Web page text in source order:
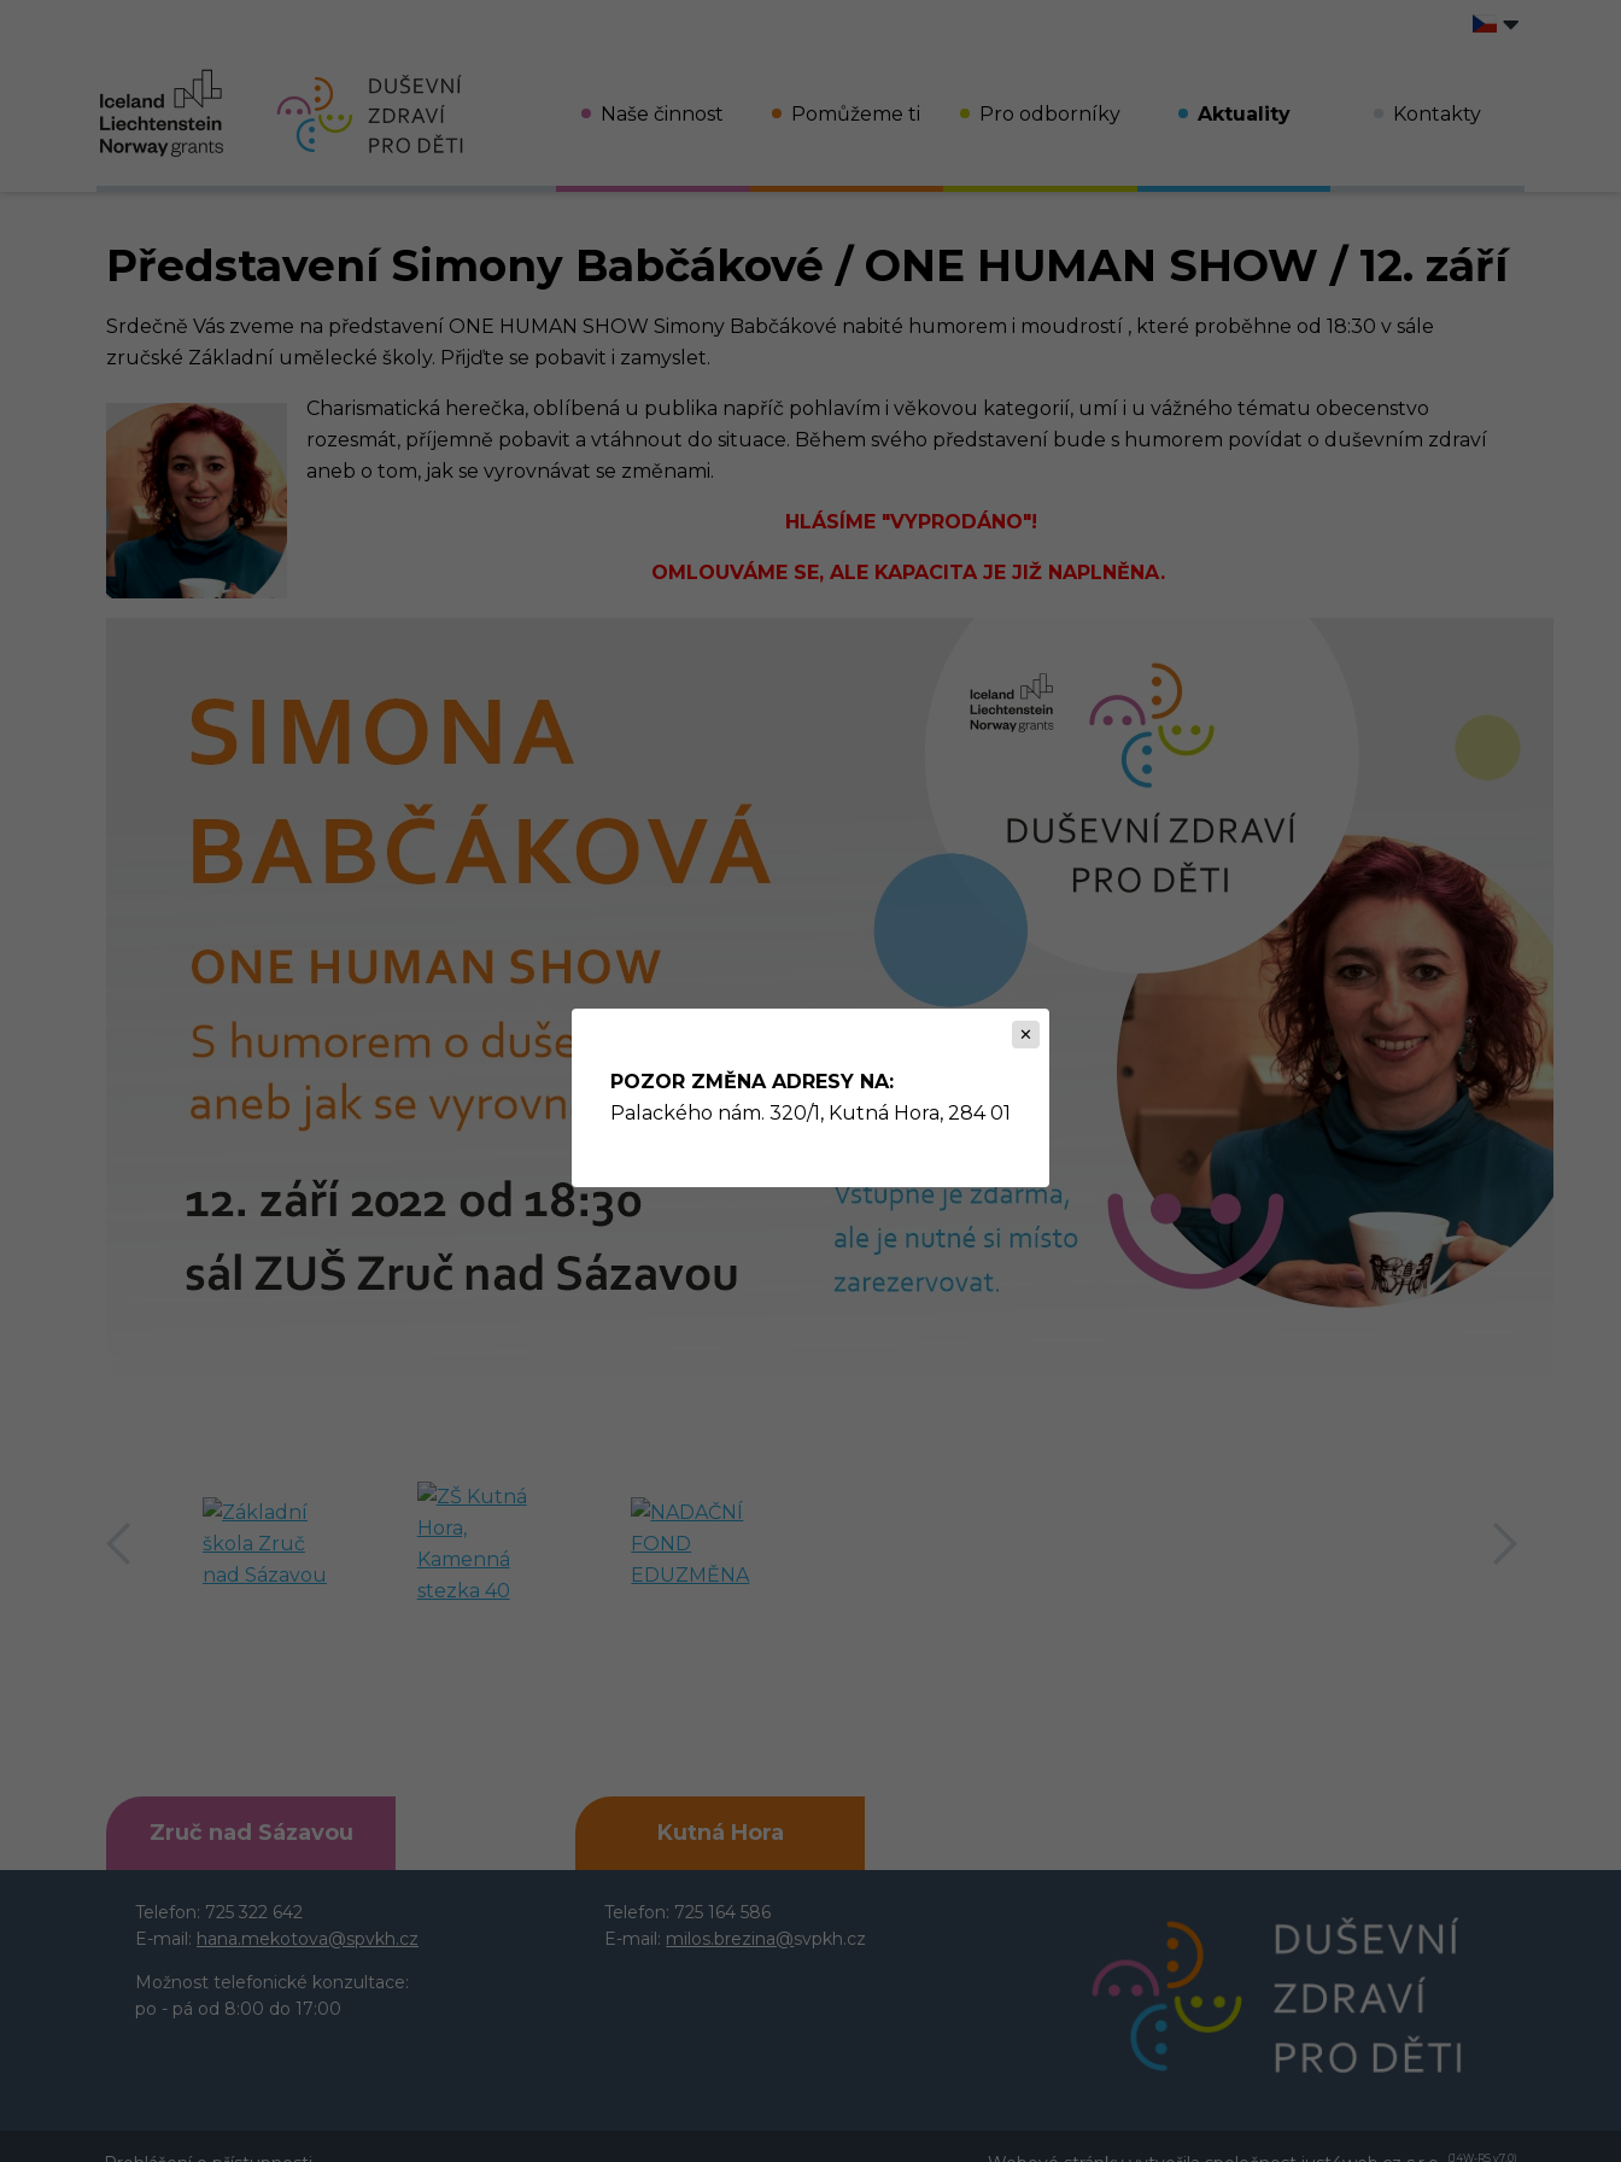
Naše činnost Pomůžeme ti
odborník
Pro odborníky Aktuality Kontakty
Představení Simony Babčákové / ONE HUMAN SHOW / 12. září
Srdečně Vás zveme na představení ONE HUMAN SHOW Simony Babčákové nabité humorem i moudrostí , které proběhne od 18:30 v sále
zručské Základní umělecké školy. Přijďte se pobavit i zamyslet.
Charismatická herečka, oblíbená u publika napříč pohlavím i věkovou kategorií, umí i u vážného tématu obecenstvo
rozesmát, příjemně pobavit a vtáhnout do situace. Během svého představení bude s humorem povídat o duševním zdraví
aneb o tom, jak se vyrovnávat se změnami.
HLÁSÍME "VYPRODÁNO"!
OMLOUVÁME SE, ALE KAPACITA JE JIŽ NAPLNĚNA.
předchozí
Zruč nad Sázavou
Telefon: 725 322 642
E-mail: hana.mekotova@spvkh.cz
Možnost telefonické konzultace:
po - pá od 8:00 do 17:00
Kutná Hora
Telefon: 725 164 586
E-mail: milos.brezina@svpkh.cz
(J4W-RS v7.0)
POZOR ZMĚNA ADRESY NA:
Palackého nám. 320/1, Kutná Hora, 284 01